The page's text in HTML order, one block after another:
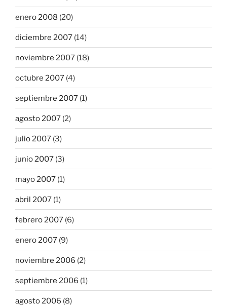
enero 2008 (20)
diciembre 2007 (14)
noviembre 2007 (18)
octubre 2007 (4)
septiembre 2007 (1)
agosto 2007 (2)
julio 2007 (3)
junio 2007 (3)
mayo 2007 (1)
abril 2007 (1)
febrero 2007 (6)
enero 2007 (9)
noviembre 2006 (2)
septiembre 2006 (1)
agosto 2006 (8)